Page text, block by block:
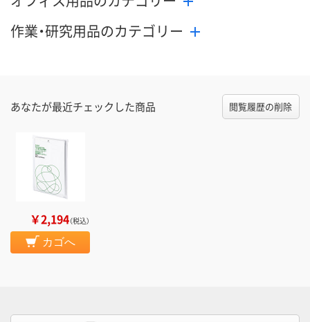
作業・研究用品のカテゴリー
あなたが最近チェックした商品 閲覧履歴の削除
￥2,194（税込）
カゴへ